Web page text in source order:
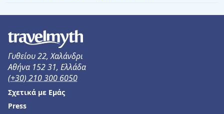
Γυθείου 22, Χαλάνδρι
Αθήνα 152 31, Ελλάδα
(+30) 210 300 6050
Σχετικά με Εμάς
Press